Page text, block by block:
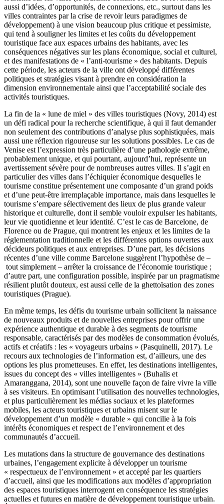
aussi d’idées, d’opportunités, de connexions, etc., surtout dans les
villes contraintes par la crise de revoir leurs paradigmes de
développement) à une vision beaucoup plus critique et pessimiste,
qui tend à souligner les limites et les coûts du développement
touristique face aux espaces urbains des habitants, avec les
conséquences négatives sur les plans économique, social et culturel,
et des manifestations de « l’anti-tourisme » des habitants. Depuis
cette période, les acteurs de la ville ont développé différentes
politiques et stratégies visant à prendre en considération la
dimension environnementale ainsi que l’acceptabilité sociale des
activités touristiques.
La fin de la « lune de miel » des villes touristiques (Novy, 2014) est
un défi radical pour la recherche scientifique, à qui il faut demander
non seulement des contributions d’analyse plus sophistiquées, mais
aussi une réflexion rigoureuse sur les solutions possibles. Le cas de
Venise est l’expression très particulière d’une pathologie extrême,
probablement unique, et qui pourtant, aujourd’hui, représente un
avertissement sévère pour de nombreuses autres villes. Il s’agit en
particulier des villes dans l’échiquier économique desquelles le
tourisme constitue présentement une composante d’un grand poids
et d’une peut-être irremplaçable importance, mais dans lesquelles le
tourisme s’empare sélectivement des lieux de plus grande valeur
historique et culturelle, dont il semble vouloir expulser les habitants,
leur vie quotidienne et leur identité. C’est le cas de Barcelone, de
Florence ou de Prague, qui montrent les enjeux et les limites de la
réglementation traditionnelle et les différentes options ouvertes aux
décideurs politiques et aux entreprises. D’une part, les décisions
récentes d’une ville comme Barcelone suggèrent l’hypothèse de –
tout simplement – arrêter la croissance de l’économie touristique ;
d’autre part, une configuration possible, inspirée par un pragmatisme
résilient plutôt douteux, est aussi celle de la ghettoïsation des zones
touristiques (Prague).
En même temps, les défis du tourisme urbain sollicitent la naissance
de nouveaux produits et de nouvelles entreprises pour offrir une
expérience authentique et durable à des segments de tourisme
responsable, caractérisés par des modèles de consommation évolués,
actifs et créatifs : les « voyageurs urbains » (Pasquinelli, 2017). Le
recours aux technologies de l’information est, d’ailleurs, une des
options les plus prometteuses. En effet, les destinations intelligentes,
issues du concept des « villes intelligentes » (Buhalis et
Amaranggana, 2014), sont une nouvelle façon de faire vivre la ville
à ses visiteurs. En optimisant l’utilisation des nouvelles technologies,
et plus particulièrement les médias sociaux et les plateformes
mobiles, les acteurs touristiques et urbains misent sur le
développement d’un modèle « durable » qui concilie à la fois
intérêts économiques et respect de l’environnement et des
communautés d’accueil.
Les mutations dans la structure de gouvernance des destinations
urbaines, l’engagement explicite à développer un tourisme
« respectueux de l’environnement » et accepté par les quartiers
d’accueil, ainsi que les modifications aux modèles d’appropriation
des espaces touristiques interrogent en conséquence les stratégies
actuelles et futures en matière de développement touristique urbain.